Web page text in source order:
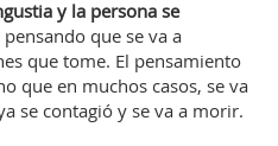
y la persona se
pensando que se va a
que tome. El pensamiento
que en muchos casos, se va
se contagió y se va a morir.